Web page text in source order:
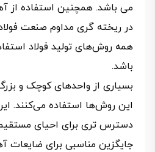
می باشد. همچنین استفاده از
در ریخته گری مداوم صنعت
همه روش‌های تولید فولاد
باشد.
بسیاری از واحدهای کوچک و بزرگ
این روش‌ها استفاده می‌کنند.
دستر‌س تری برای احیای
جایگزین مناسبی برای ضایعات